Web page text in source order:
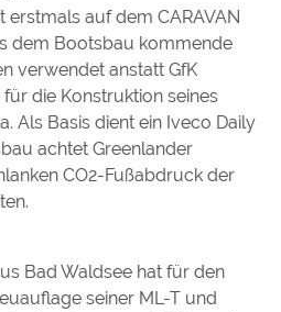
erstmals auf dem CARAVAN
dem Bootsbau kommende
verwendet anstatt GfK
die Konstruktion seines
Als Basis dient ein Iveco Daily
achtet Greenlander
CO2-Fußabdruck der
Bad Waldsee hat für den
seiner ML-T und